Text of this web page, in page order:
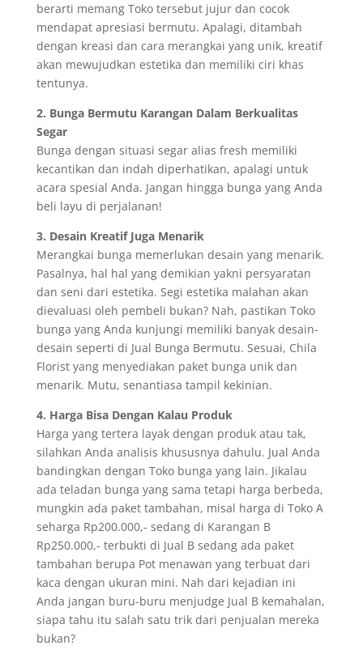
berarti memang Toko tersebut jujur dan cocok
mendapat apresiasi bermutu. Apalagi, ditambah
dengan kreasi dan cara merangkai yang unik, kreatif
akan mewujudkan estetika dan memiliki ciri khas
tentunya.
2. Bunga Bermutu Karangan Dalam Berkualitas
Segar
Bunga dengan situasi segar alias fresh memiliki
kecantikan dan indah diperhatikan, apalagi untuk
acara spesial Anda. Jangan hingga bunga yang Anda
beli layu di perjalanan!
3. Desain Kreatif Juga Menarik
Merangkai bunga memerlukan desain yang menarik.
Pasalnya, hal hal yang demikian yakni persyaratan
dan seni dari estetika. Segi estetika malahan akan
dievaluasi oleh pembeli bukan? Nah, pastikan Toko
bunga yang Anda kunjungi memiliki banyak desain-
desain seperti di Jual Bunga Bermutu. Sesuai, Chila
Florist yang menyediakan paket bunga unik dan
menarik. Mutu, senantiasa tampil kekinian.
4. Harga Bisa Dengan Kalau Produk
Harga yang tertera layak dengan produk atau tak,
silahkan Anda analisis khususnya dahulu. Jual Anda
bandingkan dengan Toko bunga yang lain. Jikalau
ada teladan bunga yang sama tetapi harga berbeda,
mungkin ada paket tambahan, misal harga di Toko A
seharga Rp200.000,- sedang di Karangan B
Rp250.000,- terbukti di Jual B sedang ada paket
tambahan berupa Pot menawan yang terbuat dari
kaca dengan ukuran mini. Nah dari kejadian ini
Anda jangan buru-buru menjudge Jual B kemahalan,
siapa tahu itu salah satu trik dari penjualan mereka
bukan?